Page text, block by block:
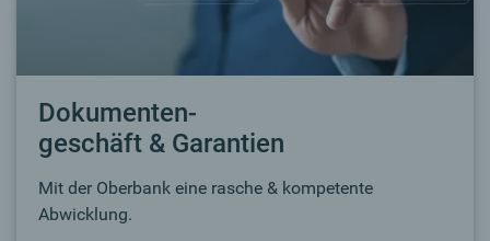
Dokumenten-
geschäft & Garantien
Mit der Oberbank eine rasche & kompetente
Abwicklung.